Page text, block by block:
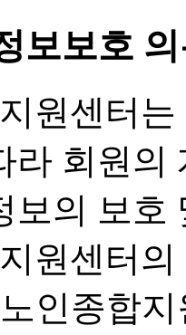
보보호
원센터
라 회원의
보의 보호
원센터
인종합